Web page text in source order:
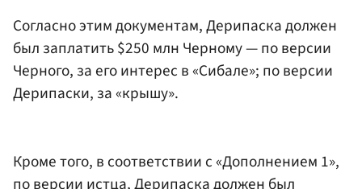
Согласно этим документам, Дерипаска должен
был заплатить $250 млн Черному — по версии
Черного, за его интерес в «Сибале»; по версии
Дерипаски, за «крышу».
Кроме того, в соответствии с «Дополнением 1»,
по версии истца, Дерипаска должен был